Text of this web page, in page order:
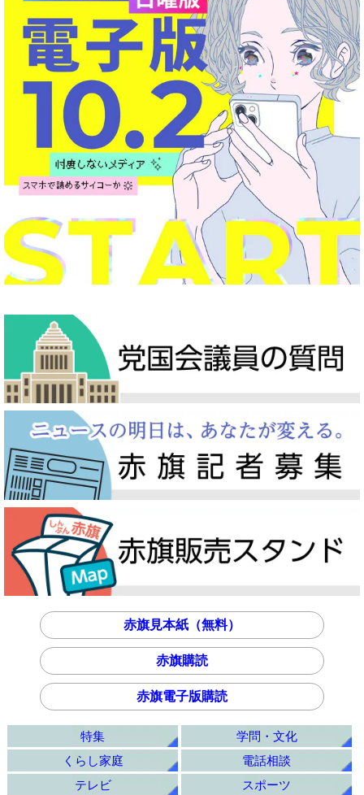
赤旗見本紙（無料）
赤旗購読
赤旗電子版購読
特集
学問・文化
くらし家庭
電話相談
テレビ
スポーツ